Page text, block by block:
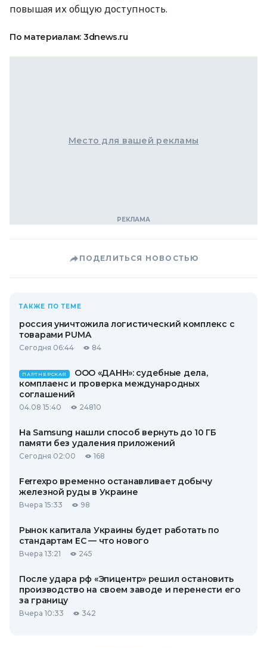
повышая их общую доступность.
По материалам: 3dnews.ru
Место для вашей рекламы
ПОДЕЛИТЬСЯ НОВОСТЬЮ
ТАКЖЕ ПО ТЕМЕ
россия уничтожила логистический комплекс с
товарами PUMA
Сегодня 06:44 84
ПАРТНЕРСКАЯ
ООО «ДАНН»: судебные дела,
комплаенс и проверка международных
соглашений
04.08 15:40 24810
На Samsung нашли способ вернуть до 10 ГБ
памяти без удаления приложений
Сегодня 02:00 168
Ferrexpo временно останавливает добычу
железной руды в Украине
Вчера 15:33 98
Рынок капитала Украины будет работать по
стандартам ЕС — что нового
Вчера 13:21 245
После удара рф «Эпицентр» решил остановить
производство на своем заводе и перенести его
за границу
Вчера 10:33 342